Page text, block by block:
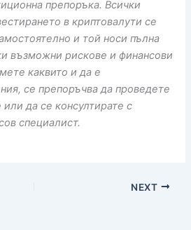
препоръка. Всички
в криптовалути се
и той носи пълна
възможни рискове и финансови
каквито и да е
се препоръчва да проведете
да се консултирате с
специалист.
NEXT